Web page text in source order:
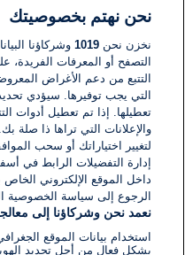
نحن نهتم بخصوصيتك
نخزن نحن1019 وشركاؤنا
التصفح أو المعرفات الفريدة،
التتبع من دعم الأغراض
التي يجب توفيرها. سيؤدي
تعطيلها. إذا تم تعطيل أدوات
والإعلانات التي تراها ذا صلة
لتغيير اختياراتك أو سحب
إدارة التفضيلات الرابط في
داخل الموقع الإلكتروني
الرجوع إلى سياسة الخصوصية
نعمد نحن وشركاؤنا إلى
استخدام بيانات الموقع
بشكل فعال من أجل تحديد